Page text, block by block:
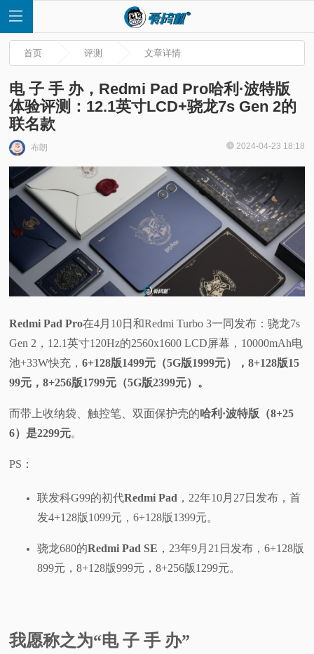
首
快
讯
评
视
科
普
首页 评测 文章详情
电 子 手 办，Redmi Pad Pro哈利·波特版
体验评测：12.1英寸LCD+骁龙7s Gen 2的
联名款
布朗 2024-04-23 18:18
Redmi Pad Pro在4月10日和Redmi Turbo 3一同发布：骁龙7s
Gen 2，12.1英寸120Hz的2560x1600 LCD屏幕，10000mAh电
池+33W快充，6+128版1499元（5G版1999元），8+128版15
99元，8+256版1799元（5G版2399元）。
而带上收纳袋、触控笔、双面保护壳的哈利·波特版（8+25
6）是2299元。
PS：
联发科G99的初代Redmi Pad ，22年10月27日发布，首
发4+128版1099元，6+128版1399元。
骁龙680的Redmi Pad SE ，23年9月21日发布，6+128版
899元，8+128版999元，8+256版1299元。
我愿称之为“电 子 手 办”